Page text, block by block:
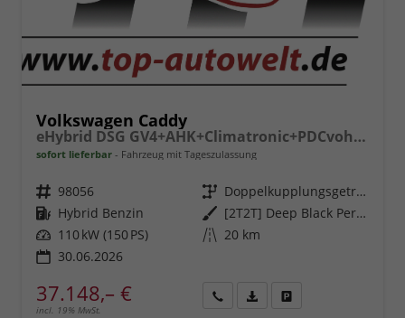
Volkswagen Caddy
eHybrid DSG GV4+AHK+Climatronic+PDCvohi+Cam+Regensens.+AppConnect
sofort lieferbar Fahrzeug mit Tageszulassung
Fahrzeugnr. 98056 Getriebe
Doppelkupplungsgetriebe (DSG)
Kraftstoff Hybrid Benzin Außenfarbe
[2T2T] Deep Black Perleffekt
Leistung 110 kW (150 PS) Kilometerstand 20 km
30.06.2026
37.148,– €
incl. 19% MwSt.